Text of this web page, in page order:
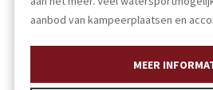
aanbod van kampeerplaatsen en
MEER